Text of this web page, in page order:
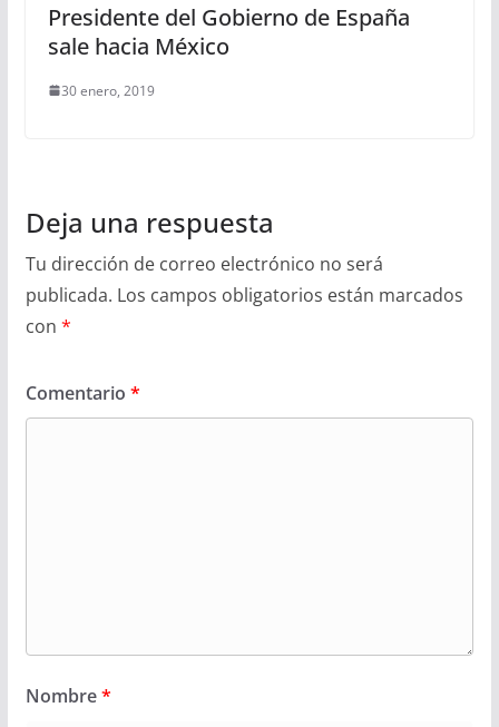
Presidente del Gobierno de España
sale hacia México
30 enero, 2019
Deja una respuesta
Tu dirección de correo electrónico no será
publicada. Los campos obligatorios están marcados
con *
Comentario *
Nombre*